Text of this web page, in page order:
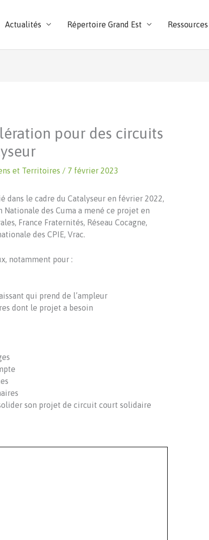
Actualités Répertoire Grand Est Ressources
pour des circuits
et Territoires / 7 février 2023
le cadre du Catalyseur en février 2022,
Nationale des Cuma a mené ce projet en
France Fraternités, Réseau Cocagne,
des CPIE, Vrac.
notamment pour :
qui prend de l’ampleur
dont le projet a besoin
son projet de circuit court solidaire